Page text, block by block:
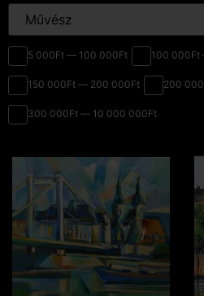
5 000Ft — 100 000Ft 100
150 000Ft — 200 000Ft 200
300 000Ft — 10 000 000Ft